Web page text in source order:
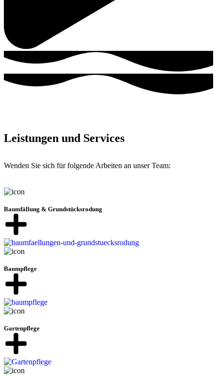
Leistungen und Services
Wenden Sie sich für folgende Arbeiten an unser Team:
Baumfällung & Grundstücksrodung
Baumpflege
Gartenpflege